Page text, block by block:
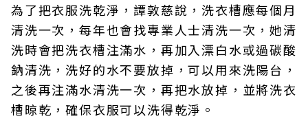
為了把衣服洗乾淨，譚敦慈說，洗衣槽應每個月
清洗一次，每年也會找專業人士清洗一次，她清
洗時會把洗衣槽注滿水，再加入漂白水或過碳酸
鈉清洗，洗好的水不要放掉，可以用來洗陽台，
之後再注滿水清洗一次，再把水放掉，並將洗衣
槽晾乾，確保衣服可以洗得乾淨。